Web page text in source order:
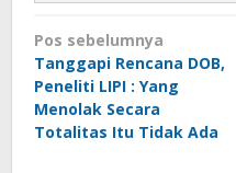
Navigasi
pos
Pos sebelumnya
Tanggapi Rencana DOB,
Peneliti LIPI : Yang
Menolak Secara
Totalitas Itu Tidak Ada